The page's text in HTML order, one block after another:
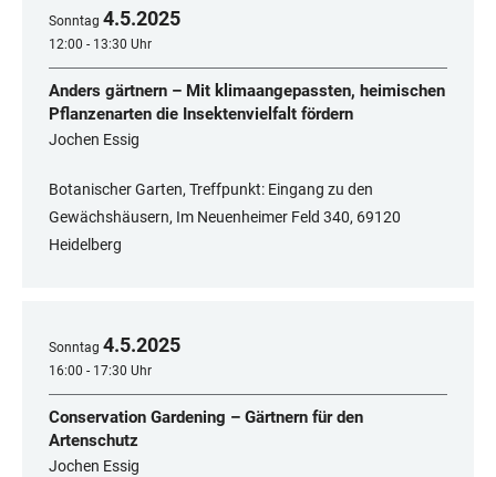
Sonntag 4.5.2025
12:00 - 13:30 Uhr
Anders gärtnern – Mit klimaangepassten, heimischen
Pflanzenarten die Insektenvielfalt fördern
Jochen Essig
Botanischer Garten, Treffpunkt: Eingang zu den
Gewächshäusern, Im Neuenheimer Feld 340, 69120
Heidelberg
Sonntag 4.5.2025
16:00 - 17:30 Uhr
Conservation Gardening – Gärtnern für den
Artenschutz
Jochen Essig